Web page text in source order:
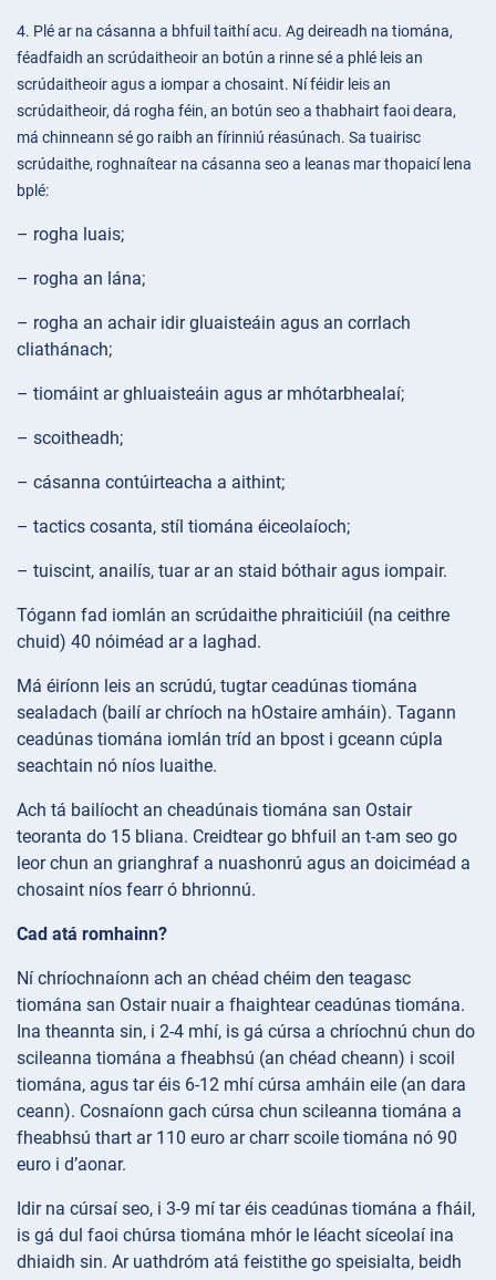
4. Plé ar na cásanna a bhfuil taithí acu. Ag deireadh na tiomána,
féadfaidh an scrúdaitheoir an botún a rinne sé a phlé leis an
scrúdaitheoir agus a iompar a chosaint. Ní féidir leis an
scrúdaitheoir, dá rogha féin, an botún seo a thabhairt faoi deara,
má chinneann sé go raibh an fírinniú réasúnach. Sa tuairisc
scrúdaithe, roghnaítear na cásanna seo a leanas mar thopaicí lena
bplé:
– rogha luais;
– rogha an lána;
– rogha an achair idir gluaisteáin agus an corrlach
cliathánach;
– tiomáint ar ghluaisteáin agus ar mhótarbhealaí;
– scoitheadh;
– cásanna contúirteacha a aithint;
– tactics cosanta, stíl tiomána éiceolaíoch;
– tuiscint, anailís, tuar ar an staid bóthair agus iompair.
Tógann fad iomlán an scrúdaithe phraiticiúil (na ceithre
chuid) 40 nóiméad ar a laghad.
Má éiríonn leis an scrúdú, tugtar ceadúnas tiomána
sealadach (bailí ar chríoch na hOstaire amháin). Tagann
ceadúnas tiomána iomlán tríd an bpost i gceann cúpla
seachtain nó níos luaithe.
Ach tá bailíocht an cheadúnais tiomána san Ostair
teoranta do 15 bliana. Creidtear go bhfuil an t-am seo go
leor chun an grianghraf a nuashonrú agus an doiciméad a
chosaint níos fearr ó bhrionnú.
Cad atá romhainn?
Ní chríochnaíonn ach an chéad chéim den teagasc
tiomána san Ostair nuair a fhaightear ceadúnas tiomána.
Ina theannta sin, i 2-4 mhí, is gá cúrsa a chríochnú chun do
scileanna tiomána a fheabhsú (an chéad cheann) i scoil
tiomána, agus tar éis 6-12 mhí cúrsa amháin eile (an dara
ceann). Cosnaíonn gach cúrsa chun scileanna tiomána a
fheabhsú thart ar 110 euro ar charr scoile tiomána nó 90
euro i d’aonar.
Idir na cúrsaí seo, i 3-9 mí tar éis ceadúnas tiomána a fháil,
is gá dul faoi chúrsa tiomána mhór le léacht síceolaí ina
dhiaidh sin. Ar uathdróm atá feistithe go speisialta, beidh